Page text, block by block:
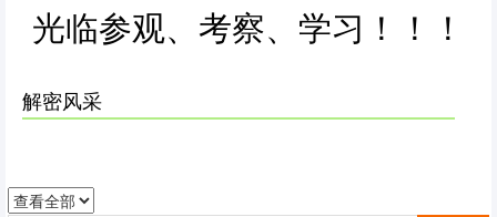
光临参观、考察、学习！！！
解密风采